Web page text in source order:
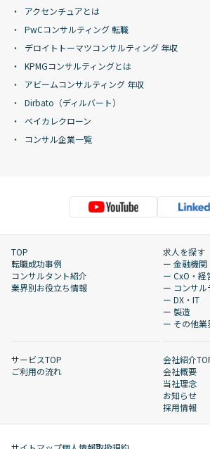
アクセンチュアとは
PwCコンサルティング 転職
デロイトトーマツコンサルティング 年収
KPMGコンサルティングとは
アビームコンサルティング 年収
Dirbato（ディルバート）
ベイカレクローン
コンサル企業一覧
TOP
転職成功事例
コンサルタント紹介
業界別お役立ち情報
求人を探す
ー 金融機関
ー CxO・経
ー コンサル
ー DX・IT
ー 製造
ー その他業
サービスTOP
ご利用の流れ
会社紹介
会社概要
当社理念
お知らせ
採用情報